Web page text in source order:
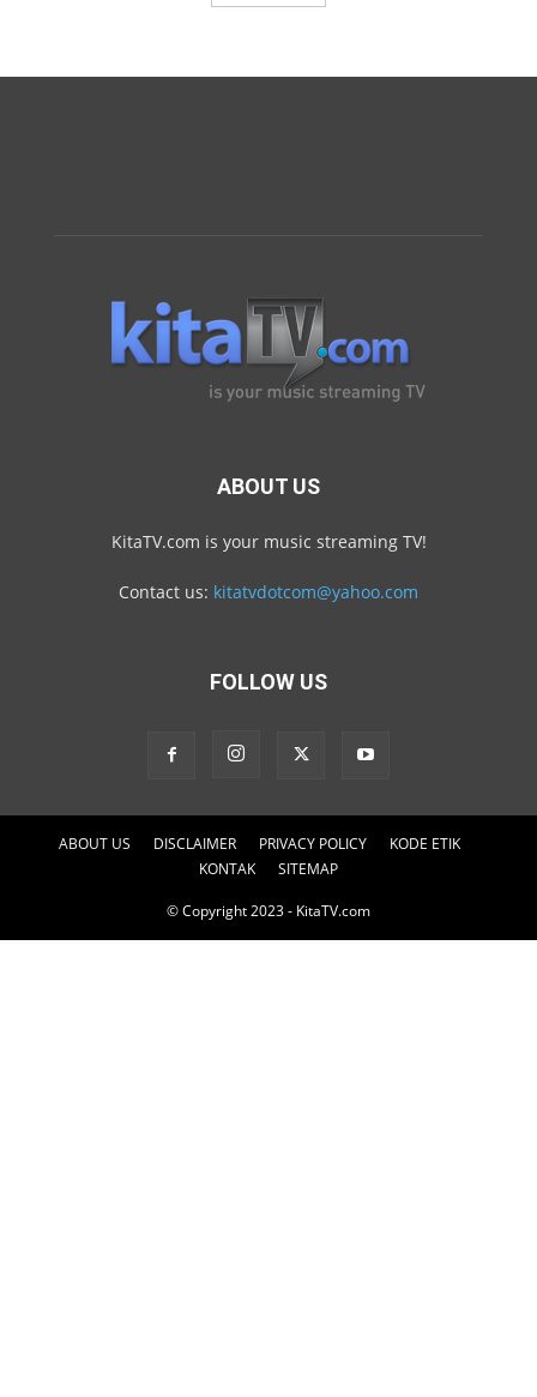
ABOUT US
KitaTV.com is your music streaming TV!
Contact us: kitatvdotcom@yahoo.com
FOLLOW US
ABOUT US DISCLAIMER PRIVACY POLICY
KODE ETIK
KONTAK
SITEMAP
© Copyright 2023 - KitaTV.com